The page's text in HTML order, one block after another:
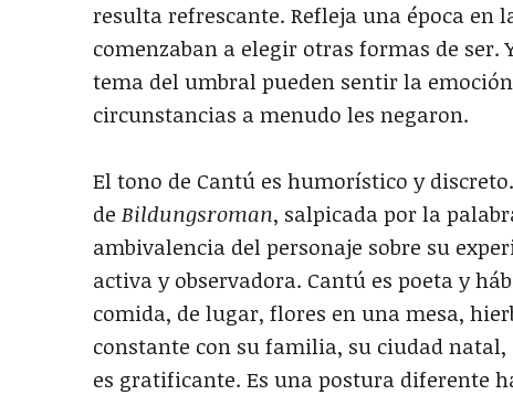
resulta refrescante. Refleja una época en
comenzaban a elegir otras formas de ser.
tema del umbral pueden sentir la
circunstancias a menudo les negaron.
El tono de Cantú es humorístico y
de Bildungsroman, salpicada por la
ambivalencia del personaje sobre su
activa y observadora. Cantú es poeta y
comida, de lugar, flores en una mesa,
constante con su familia, su ciudad
es gratificante. Es una postura diferente